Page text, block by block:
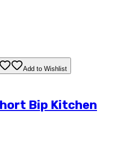
Add to Wishlist
Bip Kitchen